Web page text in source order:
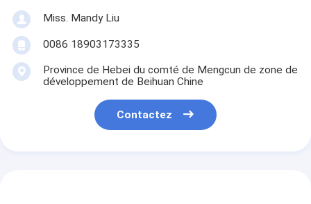
Miss. Mandy Liu
0086 18903173335
Province de Hebei du comté de Mengcun de zone de
développement de Beihuan Chine
Contactez